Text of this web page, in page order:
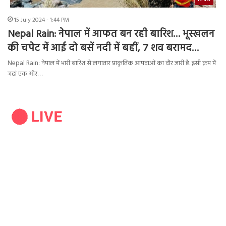
15 July 2024 - 1:44 PM
Nepal Rain: नेपाल में आफत बन रही बारिश… भूस्खलन
की चपेट में आई दो बसें नदी में बहीं, 7 शव बरामद…
Nepal Rain: नेपाल में भारी बारिश से लगातार प्राकृतिक आपदाओं का दौर जारी है. इसी क्रम में
जहां एक ओर…